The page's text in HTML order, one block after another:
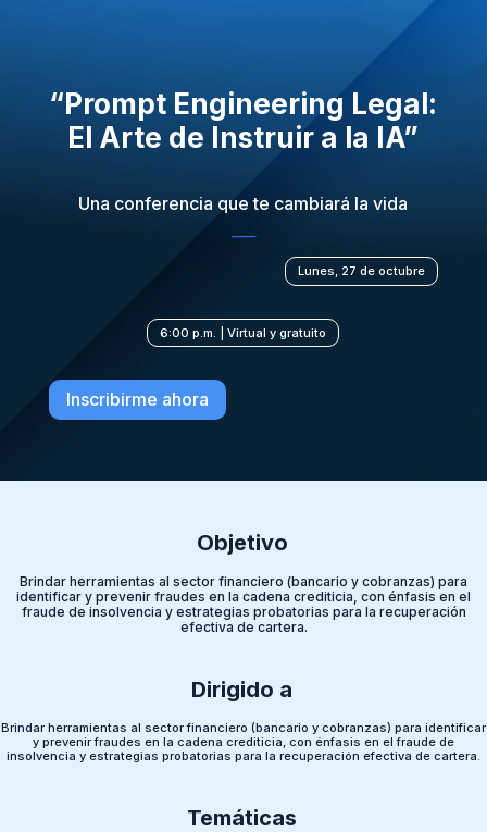
“Prompt Engineering Legal:
El Arte de Instruir a la IA”
Una conferencia que te cambiará la vida
──
Lunes, 27 de octubre
6:00 p.m. | Virtual y gratuito
Inscribirme ahora
Objetivo
Brindar herramientas al sector financiero (bancario y cobranzas) para
identificar y prevenir fraudes en la cadena crediticia, con énfasis en el
fraude de insolvencia y estrategias probatorias para la recuperación
efectiva de cartera.
Dirigido a
Brindar herramientas al sector financiero (bancario y cobranzas) para identificar
y prevenir fraudes en la cadena crediticia, con énfasis en el fraude de
insolvencia y estrategias probatorias para la recuperación efectiva de cartera.
Temáticas